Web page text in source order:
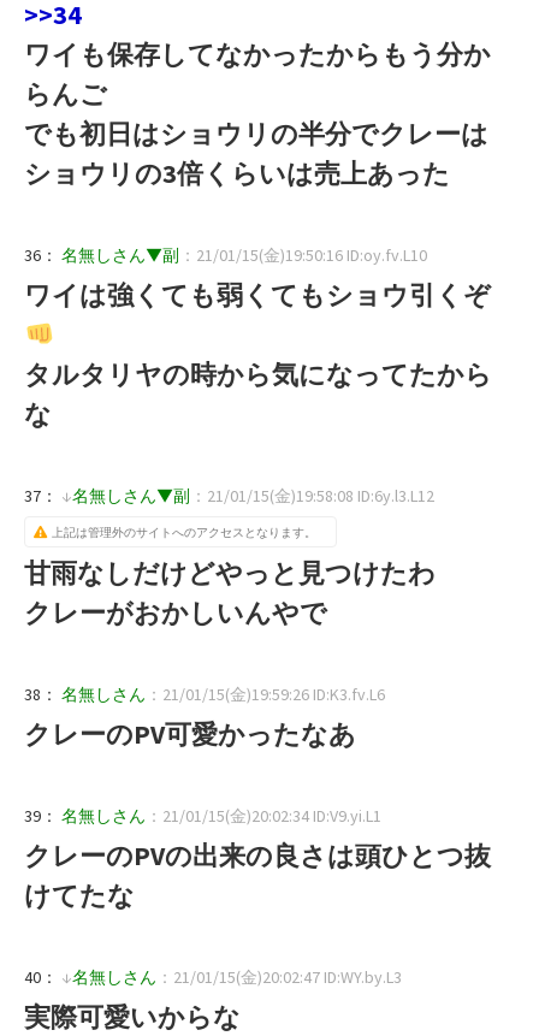
>>34
ワイも保存してなかったからもう分か
らんご
でも初日はショウリの半分でクレーは
ショウリの3倍くらいは売上あった
36： 名無しさん▼副 ：21/01/15(金)19:50:16 ID:oy.fv.L10
ワイは強くても弱くてもショウ引くぞ
タルタリヤの時から気になってたから
な
37： ↓名無しさん▼副 ：21/01/15(金)19:58:08 ID:6y.l3.L12
上記は管理外のサイトへのアクセスとなります。
甘雨なしだけどやっと見つけたわ
クレーがおかしいんやで
38： 名無しさん ：21/01/15(金)19:59:26 ID:K3.fv.L6
クレーのPV可愛かったなあ
39： 名無しさん ：21/01/15(金)20:02:34 ID:V9.yi.L1
クレーのPVの出来の良さは頭ひとつ抜
けてたな
40： ↓名無しさん ：21/01/15(金)20:02:47 ID:WY.by.L3
実際可愛いからな